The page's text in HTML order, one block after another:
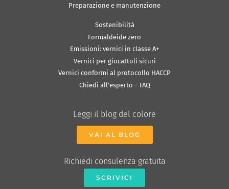
Preparazione e manutenzione
Sostenibilità
Formaldeide zero
Emissioni: vernici in classe A+
Vernici per giocattoli sicuri
Vernici conformi al protocollo HACCP
Chiedi all’esperto – FAQ
Leggi il blog del colore
VAI AL BLOG
Richiedi consulenza gratuita
SCRIVICI